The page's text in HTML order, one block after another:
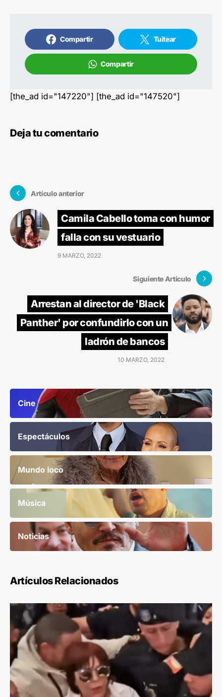
Compartir Tuitear
Compartir
[the_ad id="147220"] [the_ad id="147520"]
Deja tu comentario
Artículo anterior
Camila Cabello toma con humor
falla con su vestuario
9 MARZO, 2022
Siguiente Artículo
Arrestan al director de 'Black
Panther' por confundirlo con un
ladrón de bancos
10 MARZO, 2022
Cine
Espectáculos
Mundo loco
Música
Noticias
Artículos Relacionados